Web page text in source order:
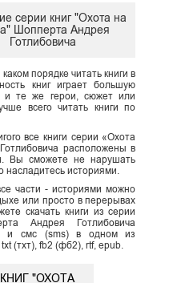
серии книг "Охота на
Шопперта Андрея
Готлибовича
порядке читать книги в
книг играет большую
и те же герои, сюжет или
всего читать книги по
все книги серии «Охота
расположены в
Вы сможете не нарушать
насладитесь историями.
части - историями можно
или просто в перерывах
скачать книги из серии
Андрея Готлибовича
и смс (sms) в одном из
(тхт), fb2 (фб2), rtf, epub.
"ОХОТА